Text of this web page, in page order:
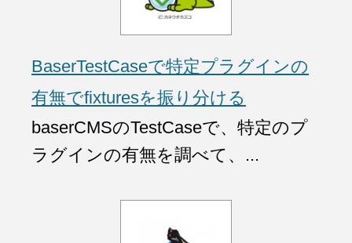
BaserTestCaseで特定プラグインの
有無でfixturesを振り分ける
baserCMSのTestCaseで、特定のプ
ラグインの有無を調べて、...